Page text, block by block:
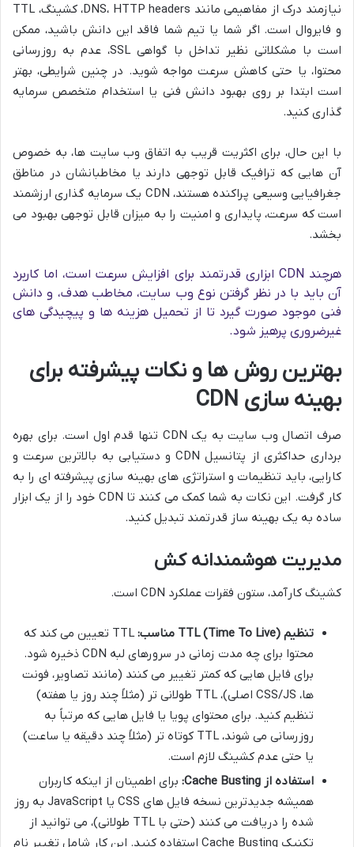
نیازمند درک از مفاهیمی مانند DNS، HTTP headers، کشینگ، TTL
و فایروال است. اگر شما یا تیم شما فاقد این دانش باشید، ممکن
است با مشکلاتی نظیر تداخل با گواهی SSL، عدم به روزرسانی
محتوا، یا حتی کاهش سرعت مواجه شوید. در چنین شرایطی، بهتر
است ابتدا بر روی بهبود دانش فنی یا استخدام متخصص سرمایه
گذاری کنید.
با این حال، برای اکثریت قریب به اتفاق وب سایت ها، به خصوص
آن هایی که ترافیک قابل توجهی دارند یا مخاطبانشان در مناطق
جغرافیایی وسیعی پراکنده هستند، CDN یک سرمایه گذاری ارزشمند
است که سرعت، پایداری و امنیت را به میزان قابل توجهی بهبود می
بخشد.
هرچند CDN ابزاری قدرتمند برای افزایش سرعت است، اما کاربرد
آن باید با در نظر گرفتن نوع وب سایت، مخاطب هدف، و دانش
فنی موجود صورت گیرد تا از تحمیل هزینه ها و پیچیدگی های
غیرضروری پرهیز شود.
بهترین روش ها و نکات پیشرفته برای
بهینه سازی CDN
صرف اتصال وب سایت به یک CDN تنها قدم اول است. برای بهره
برداری حداکثری از پتانسیل CDN و دستیابی به بالاترین سرعت و
کارایی، باید تنظیمات و استراتژی های بهینه سازی پیشرفته ای را به
کار گرفت. این نکات به شما کمک می کنند تا CDN خود را از یک ابزار
ساده به یک بهینه ساز قدرتمند تبدیل کنید.
مدیریت هوشمندانه کش
کشینگ کارآمد، ستون فقرات عملکرد CDN است.
تنظیم TTL (Time To Live) مناسب:
TTL تعیین می کند که
محتوا برای چه مدت زمانی در سرورهای لبه CDN ذخیره شود.
برای فایل هایی که کمتر تغییر می کنند (مانند تصاویر، فونت
ها، CSS/JS اصلی)، TTL طولانی تر (مثلاً چند روز یا هفته)
تنظیم کنید. برای محتوای پویا یا فایل هایی که مرتباً به
روزرسانی می شوند، TTL کوتاه تر (مثلاً چند دقیقه یا ساعت)
یا حتی عدم کشینگ لازم است.
استفاده از Cache Busting:
برای اطمینان از اینکه کاربران
همیشه جدیدترین نسخه فایل های CSS یا JavaScript به روز
شده را دریافت می کنند (حتی با TTL طولانی)، می توانید از
تکنیک Cache Busting استفاده کنید. این کار شامل تغییر نام